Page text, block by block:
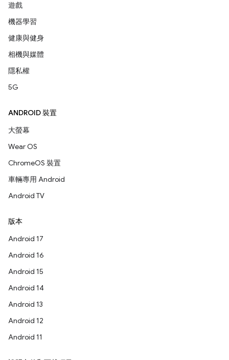
遊戲
機器學習
健康與健身
相機與媒體
隱私權
5G
ANDROID 裝置
大螢幕
Wear OS
ChromeOS 裝置
車輛專用 Android
Android TV
版本
Android 17
Android 16
Android 15
Android 14
Android 13
Android 12
Android 11